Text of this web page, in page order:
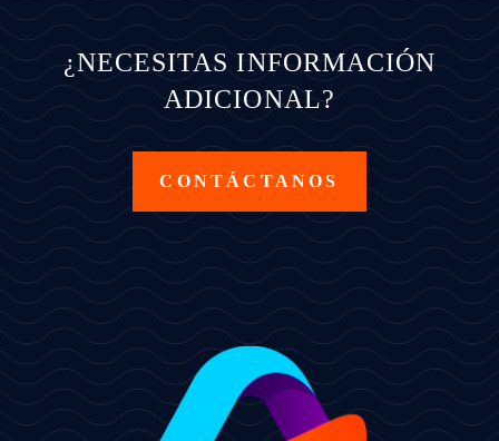
¿NECESITAS INFORMACIÓN
ADICIONAL?
CONTÁCTANOS